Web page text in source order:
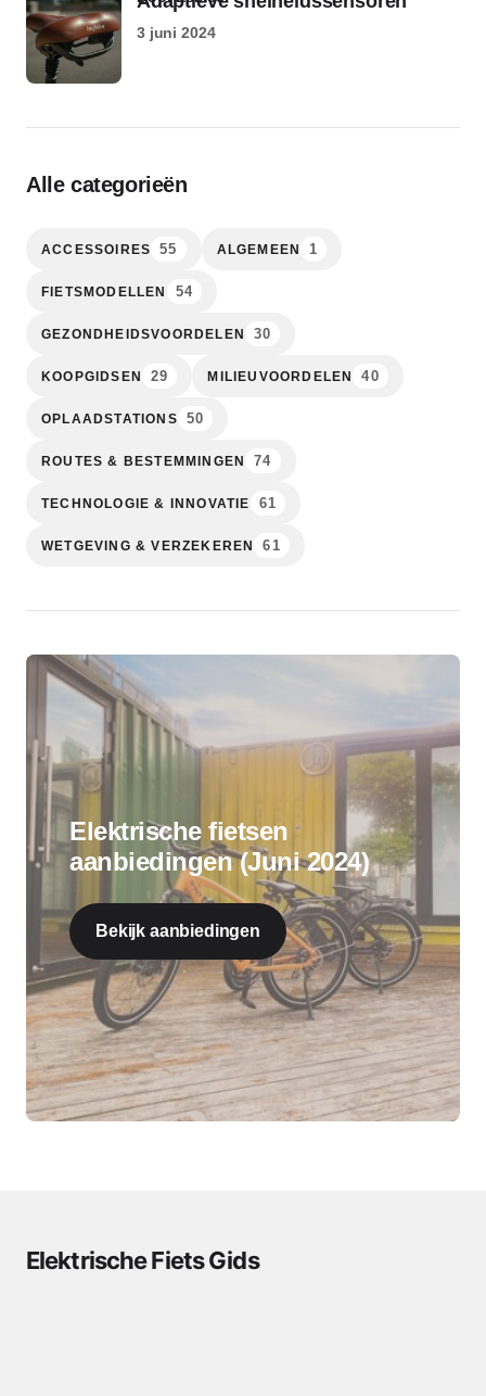
3 juni 2024
Alle categorieën
ACCESSOIRES 55 ALGEMEEN 1
FIETSMODELLEN 54
GEZONDHEIDSVOORDELEN 30
KOOPGIDSEN 29 MILIEUVOORDELEN 40
OPLAADSTATIONS 50
ROUTES & BESTEMMINGEN 74
TECHNOLOGIE & INNOVATIE 61
WETGEVING & VERZEKEREN 61
Elektrische fietsen
aanbiedingen (Juni 2024)
Bekijk aanbiedingen
Elektrische Fiets Gids